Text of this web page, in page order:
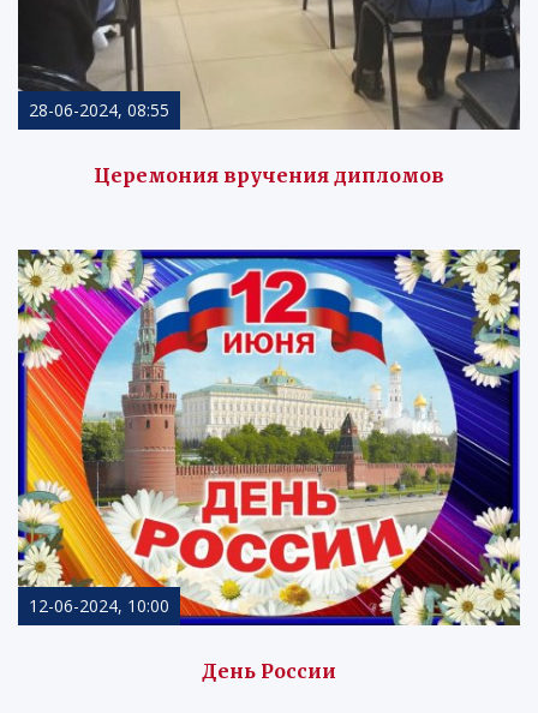
28-06-2024, 08:55
Церемония вручения дипломов
12-06-2024, 10:00
День России